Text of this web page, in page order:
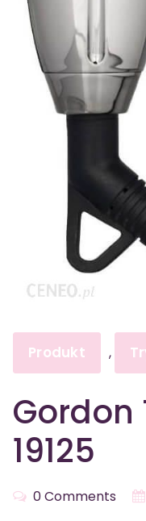
Produkt ,
Gordon
19125
0 Comments